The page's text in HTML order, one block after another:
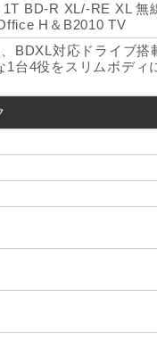
BD-R XL/-RE XL 無
H＆B2010 TV
BDXL対応ドライブ搭
1台4役をスリムボディ